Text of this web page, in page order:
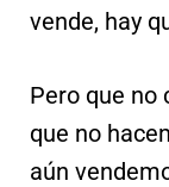
vende, hay
Pero que no
que no
aún